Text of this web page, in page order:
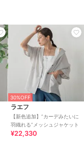
30%OFF
ラエフ
【新色追加】”カーデみたいに
羽織れる”メッシュジャケット
¥22,330